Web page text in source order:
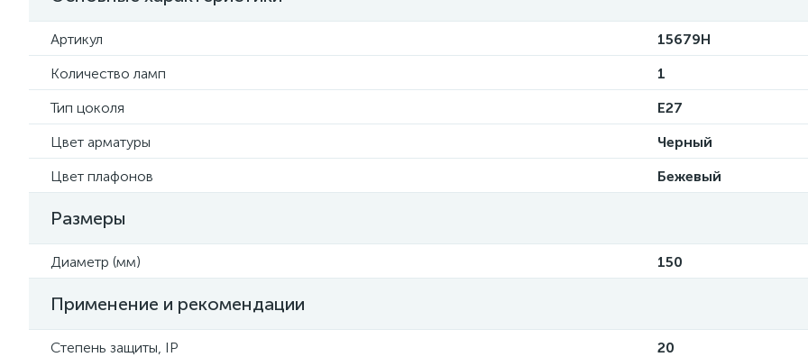
Артикул
15679H
Количество ламп
1
Тип цоколя
E27
Цвет арматуры
Черный
Цвет плафонов
Бежевый
Размеры
Диаметр (мм) 150
Применение и рекомендации
Степень защиты, IP
20